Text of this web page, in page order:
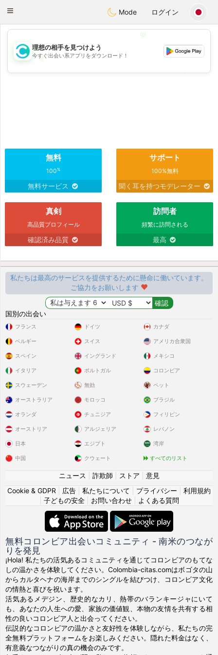
olombiaCitas
Toggle
Mode ログイン
💖
💕
理想の相手を見つけよう
今すぐ出会い系アプリをダウンロード！
無料
100%
無料サービス
サポート
100%無料
聞く耳を持つモデレーター
真剣
高品質プロフィール
確認済み品質
訪問者
頻繁に訪問される
最高
私たちは最高のサービスを提供するために懸命に働いています。
ご協力をお願いします
国別の出会い
フランス
ベルギー
スペイン
イタリア
スウェーデン
ドイツ
スイス
イングランド
ポルトガル
無効
カナダ
アメリカ合衆国
メキシコ
コロンビア
ペット
オーストラリア
オランダ
オーストリア
日本
中国
モロッコ
チュニジア
アルジェリア
エジプト
クウェート
ブラジル
フィリピン
レバノン
湾岸
すべてのリスト
ニュース 詐欺師 ストア
意見
Cookie & GDPR
広告 私たちについて プライバシー
利用規約
子どもの安全| お問い合わせ| よくある質問
無料コロンビア出会いコミュニティ - 南米のつなが
りを発見
¡Hola! 私たちの活気あるコミュニティを通じてコロンビアのもてな
しの温かさを体験してください。Colombia-citas.comはボゴタの山
からカルタヘナの海岸までのシングルを結びつけ、コロンビア文化
の情熱と喜びを祝います。
活気あるメデジン、歴史的なカリ、熱帯のバランキージャにいて
も、あなたの人生への愛、家族の価値観、本物の友情を共有する相
性の良いコロンビア人と出会ってください。
伝説的なコロンビアの温かさと友好性を体験しながら、私たちの完
全無料プラットフォームをお楽しみください。隠れた料金はなく、
有意義なつながりの真の機会のみです。